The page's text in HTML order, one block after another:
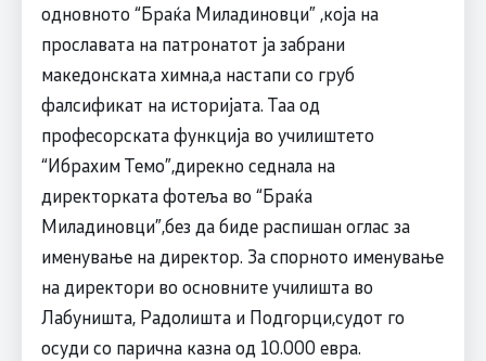
одновното “Браќа Миладиновци” ,која на
прославата на патронатот ја забрани
македонската химна,а настапи со груб
фалсификат на историјата. Таа од
професорската функција во училиштето
“Ибрахим Темо”,дирекно седнала на
директорката фотеља во “Браќа
Миладиновци”,без да биде распишан оглас за
именување на директор. За спорното именување
на директори во основните училишта во
Лабуништа, Радолишта и Подгорци,судот го
осуди со парична казна од 10.000 евра.